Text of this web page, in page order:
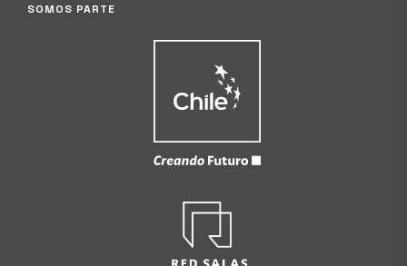
SOMOS PARTE